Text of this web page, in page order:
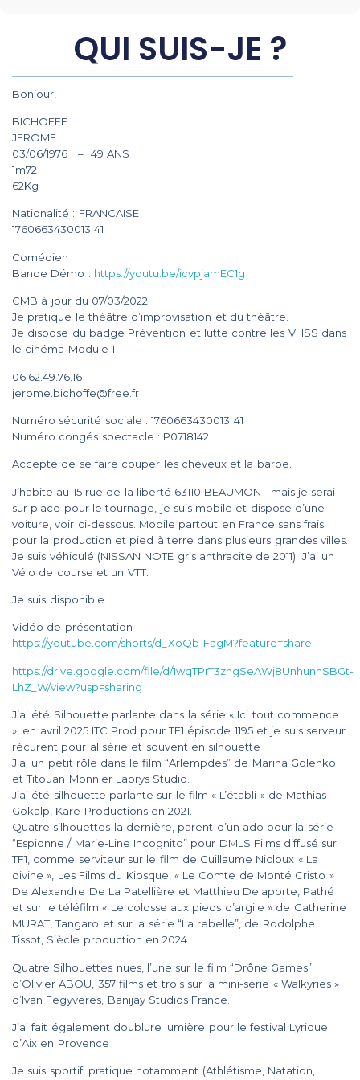
QUI SUIS-JE ?
Bonjour,
BICHOFFE
JEROME
03/06/1976 – 49 ANS
1m72
62Kg
Nationalité : FRANCAISE
1760663430013 41
Comédien
Bande Démo : https://youtu.be/icvpjamEC1g
CMB à jour du 07/03/2022
Je pratique le théâtre d’improvisation et du théâtre.
Je dispose du badge Prévention et lutte contre les VHSS dans
le cinéma Module 1
06.62.49.76.16
jerome.bichoffe@free.fr
Numéro sécurité sociale : 1760663430013 41
Numéro congés spectacle : P0718142
Accepte de se faire couper les cheveux et la barbe.
J’habite au 15 rue de la liberté 63110 BEAUMONT mais je serai
sur place pour le tournage, je suis mobile et dispose d’une
voiture, voir ci-dessous. Mobile partout en France sans frais
pour la production et pied à terre dans plusieurs grandes villes.
Je suis véhiculé (NISSAN NOTE gris anthracite de 2011). J’ai un
Vélo de course et un VTT.
Je suis disponible.
Vidéo de présentation :
https://youtube.com/shorts/d_XoQb-FagM?feature=share
https://drive.google.com/file/d/1wqTPrT3zhgSeAWj8UnhunnSBGt-
LhZ_W/view?usp=sharing
J’ai été Silhouette parlante dans la série « Ici tout commence
», en avril 2025ITC Prod pour TF1 épisode 1195 et je suis serveur
récurent pour al série et souvent en silhouette
J’ai un petit rôle dans le film “Arlempdes” de Marina Golenko
et Titouan Monnier Labrys Studio.
J’ai été silhouette parlante sur le film « L’établi » de Mathias
Gokalp, Kare Productions en 2021.
Quatre silhouettes la dernière, parent d’un ado pour la série
“Espionne / Marie-Line Incognito” pour DMLS Films diffusé sur
TF1, comme serviteur sur le film de Guillaume Nicloux « La
divine », Les Films du Kiosque, « Le Comte de Monté Cristo »
De Alexandre De La Patellière et Matthieu Delaporte, Pathé
et sur le téléfilm « Le colosse aux pieds d’argile » de Catherine
MURAT, Tangaro et sur la série “La rebelle”, de Rodolphe
Tissot, Siècle production en 2024.
Quatre Silhouettes nues, l’une sur le film “Drône Games”
d’Olivier ABOU, 357 films et trois sur la mini-série « Walkyries »
d’Ivan Fegyveres, Banijay Studios France.
J’ai fait également doublure lumière pour le festival Lyrique
d’Aix en Provence
Je suis sportif, pratique notamment (Athlétisme, Natation,